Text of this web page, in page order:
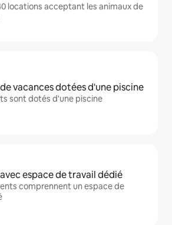
locations acceptant les animaux de
vacances dotées d'une piscine
sont dotés d'une piscine
espace de travail dédié
comprennent un espace de